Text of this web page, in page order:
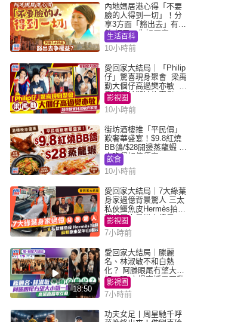
內地媽居港心得「不要
臉的人得到一切」！分
享3方面「豁出去」有著
數 網民：你好厲害
生活百科
10小時前
愛回家大結局｜「Philip
仔」驚喜現身聚會 梁禹
勤大個仔高過樊亦敏 超
乖黐實林淑敏許家傑
影視圈
10小時前
街坊酒樓推「平民價」
歎奢華盛宴！$9.8紅燒
BB鴿/$28開邊蒸龍蝦 3
大晚餐超值優惠
飲食
10小時前
愛回家大結局｜7大綠葉
身家過億背景驚人 三太
私伙鱷魚皮Hermès拍劇
蘇姐原來是半山樓后
影視圈
7小時前
18:50
愛回家大結局｜滕麗
名、林淑敏不和白熱
化？ 阿滕眼尾冇望大小
姐一眼 商場直播零互動
影視圈
7小時前
功夫女足丨周星馳千呼